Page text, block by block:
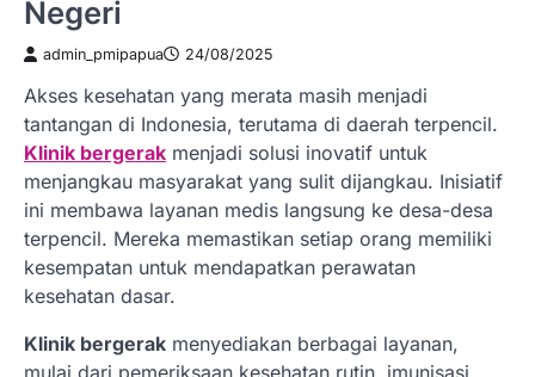
Negeri
admin_pmipapua 24/08/2025
Akses kesehatan yang merata masih menjadi
tantangan di Indonesia, terutama di daerah terpencil.
Klinik bergerak menjadi solusi inovatif untuk
menjangkau masyarakat yang sulit dijangkau. Inisiatif
ini membawa layanan medis langsung ke desa-desa
terpencil. Mereka memastikan setiap orang memiliki
kesempatan untuk mendapatkan perawatan
kesehatan dasar.
Klinik bergerak menyediakan berbagai layanan,
mulai dari pemeriksaan kesehatan rutin, imunisasi,